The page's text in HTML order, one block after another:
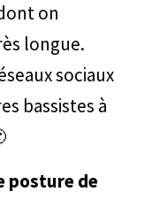
on
longue.
sociaux
bassistes à
posture de